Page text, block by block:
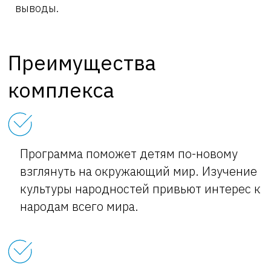
выводы.
Преимущества
комплекса
Программа поможет детям по-новому
взглянуть на окружающий мир. Изучение
культуры народностей привьют интерес к
народам всего мира.